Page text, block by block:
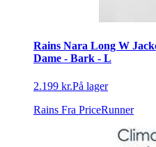
Rains Nara Long W
Dame - Bark - L
2.199 kr.På lager
Rains Fra PriceRunner